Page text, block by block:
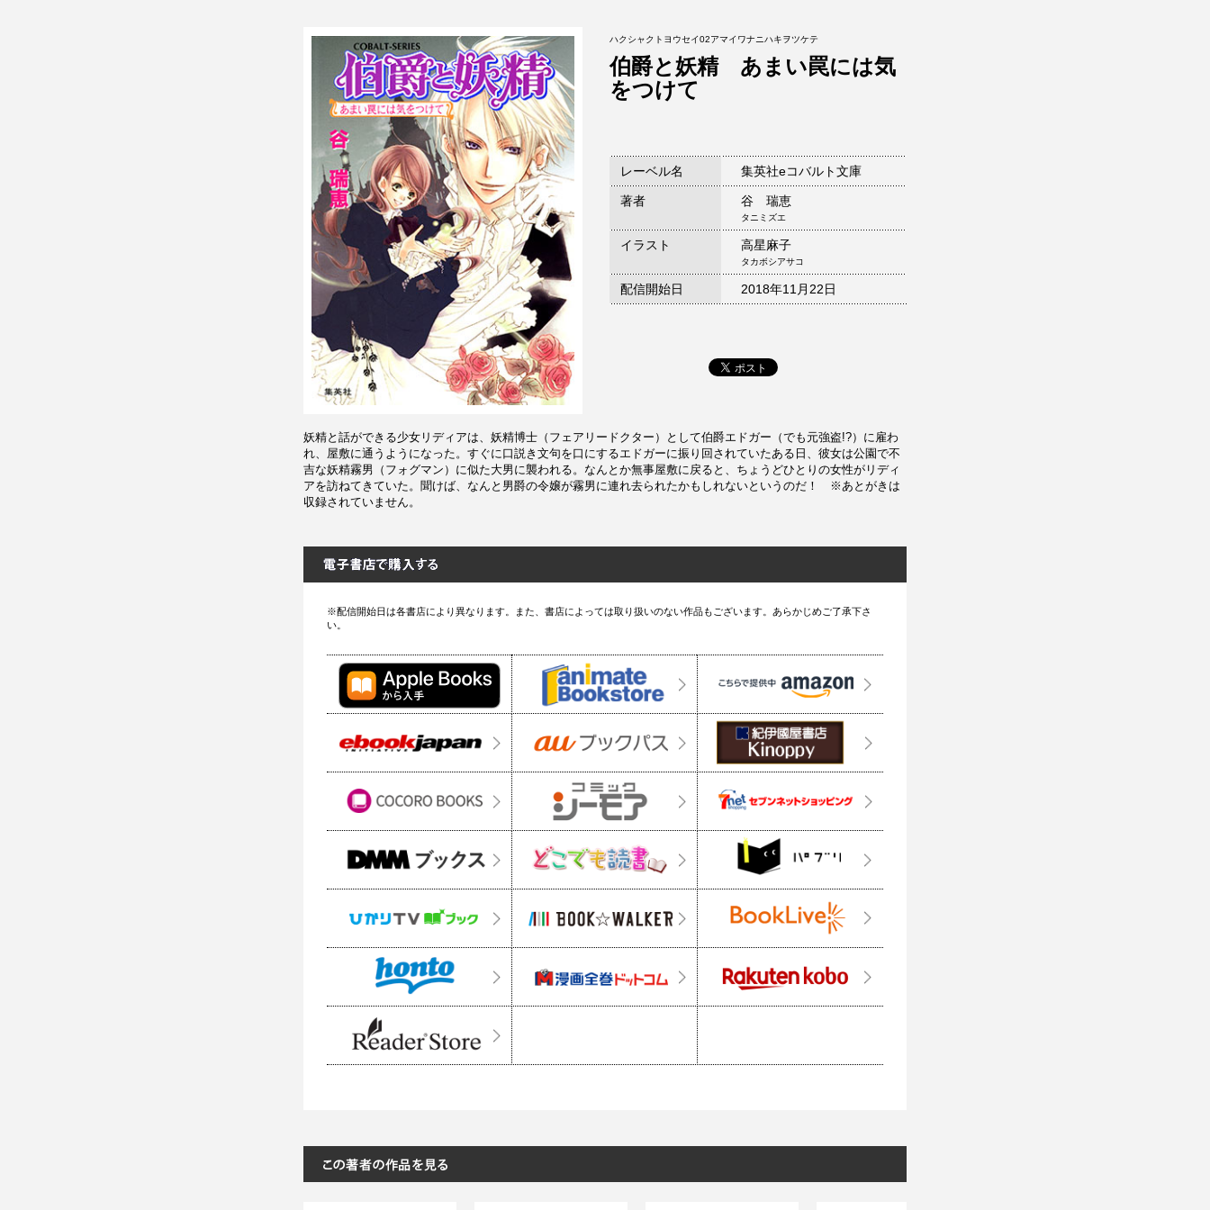
ハクシャクトヨウセイ02アマイワナニハキヲツケテ
伯爵と妖精 あまい罠には気
をつけて
レーベル名 集英社eコバルト文庫
著者 谷 瑞恵
タニミズエ
イラスト 高星麻子
タカボシアサコ
配信開始日 2018年11月22日
妖精と話ができる少女リディアは、妖精博士（フェアリードクター）として伯爵エドガー（でも元強盗!?）に雇わ
れ、屋敷に通うようになった。すぐに口説き文句を口にするエドガーに振り回されていたある日、彼女は公園で不
吉な妖精霧男（フォグマン）に似た大男に襲われる。なんとか無事屋敷に戻ると、ちょうどひとりの女性がリディ
アを訪ねてきていた。聞けば、なんと男爵の令嬢が霧男に連れ去られたかもしれないというのだ！ ※あとがきは
収録されていません。
※配信開始日は各書店により異なります。また、書店によっては取り扱いのない作品もございます。あらかじめご了承下さ
い。